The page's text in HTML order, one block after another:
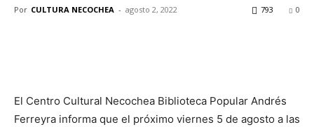
Por CULTURA NECOCHEA - agosto 2, 2022 0
793
El Centro Cultural Necochea Biblioteca Popular Andrés
Ferreyra informa que el próximo viernes 5 de agosto a las